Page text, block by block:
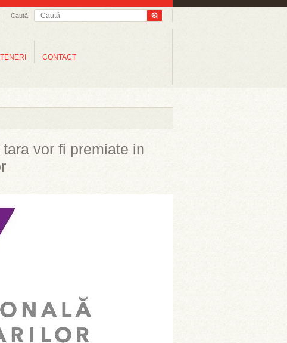
Caută
CONTACT
vor fi premiate in